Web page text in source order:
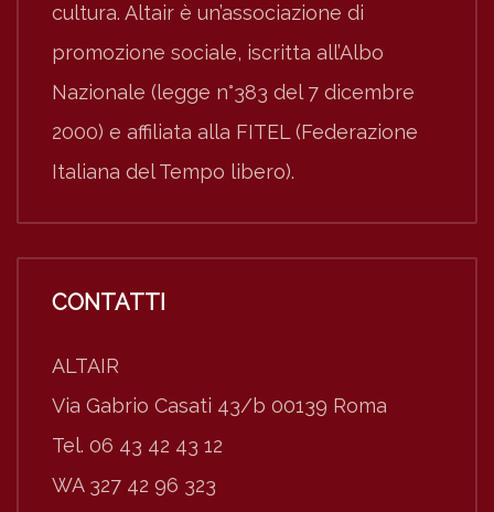
cultura. Altair è un’associazione di
promozione sociale, iscritta all’Albo
Nazionale (legge n°383 del 7 dicembre
2000) e affiliata alla FITEL (Federazione
Italiana del Tempo libero).
CONTATTI
ALTAIR
Via Gabrio Casati 43/b 00139 Roma
Tel. 06 43 42 43 12
WA 327 42 96 323